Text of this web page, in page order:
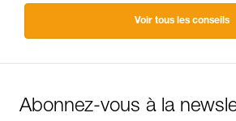
Voir tous les conseils
Abonnez-vous à la